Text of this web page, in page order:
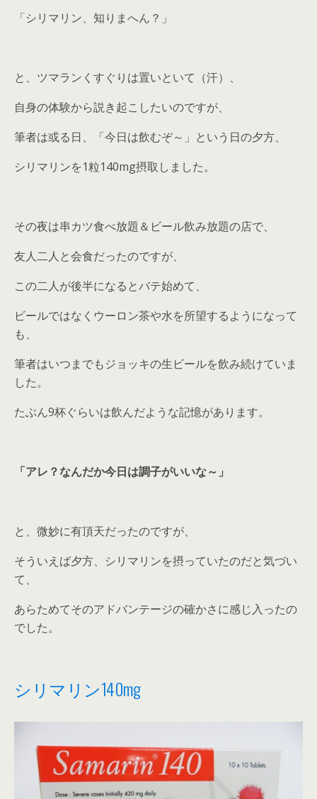
「シリマリン、知りまへん？」
と、ツマランくすぐりは置いといて（汗）、
自身の体験から説き起こしたいのですが、
筆者は或る日、「今日は飲むぞ～」という日の夕方、
シリマリンを1粒140mg摂取しました。
その夜は串カツ食べ放題＆ビール飲み放題の店で、
友人二人と会食だったのですが、
この二人が後半になるとバテ始めて、
ビールではなくウーロン茶や水を所望するようになって
も、
筆者はいつまでもジョッキの生ビールを飲み続けていま
した。
たぶん9杯ぐらいは飲んだような記憶があります。
「アレ？なんだか今日は調子がいいな～」
と、微妙に有頂天だったのですが、
そういえば夕方、シリマリンを摂っていたのだと気づい
て、
あらためてそのアドバンテージの確かさに感じ入ったの
でした。
シリマリン140mg